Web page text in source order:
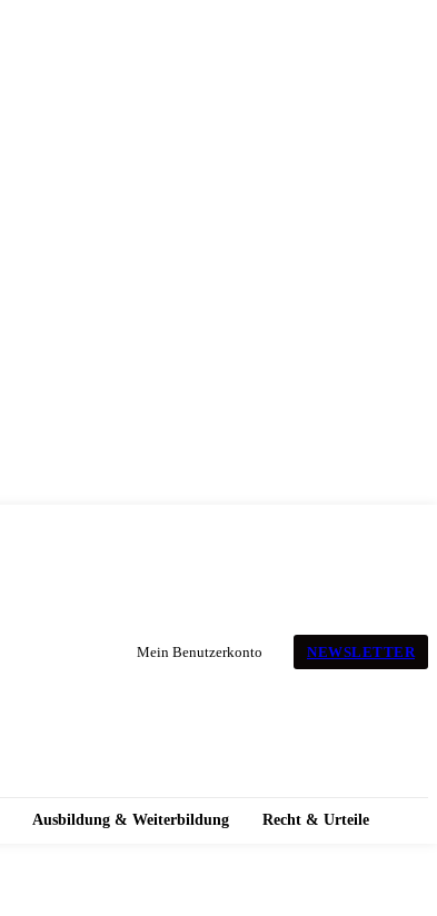
Mein Benutzerkonto NEWSLETTER
Ausbildung & Weiterbildung Recht & Urteile